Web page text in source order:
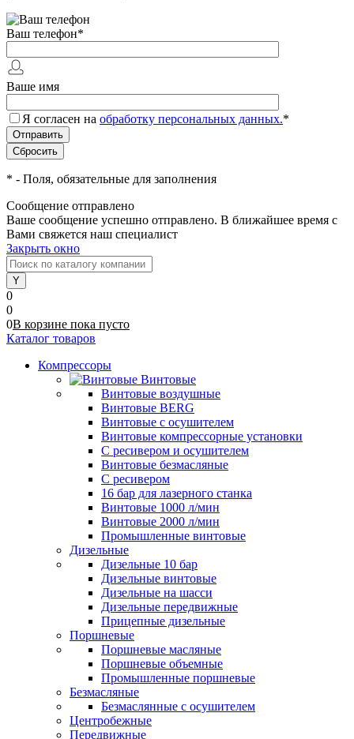
Ваш телефон*
Ваше имя
Я согласен на обработку персональных данных.*
* - Поля, обязательные для заполнения
Сообщение отправлено
Ваше сообщение успешно отправлено. В ближайшее время с
Вами свяжется наш специалист
Закрыть окно
0
0
0В корзине пока пусто
Каталог товаров
Компрессоры
Винтовые
Винтовые воздушные
Винтовые BERG
Винтовые с осушителем
Винтовые компрессорные установки
C ресивером и осушителем
Винтовые безмасляные
C ресивером
16 бар для лазерного станка
Винтовые 1000 л/мин
Винтовые 2000 л/мин
Промышленные винтовые
Дизельные
Дизельные 10 бар
Дизельные винтовые
Дизельные на шасси
Дизельные передвижные
Прицепные дизельные
Поршневые
Поршневые масляные
Поршневые объемные
Промышленные поршневые
Безмасляные
Безмаслянные с осушителем
Центробежные
Передвижные